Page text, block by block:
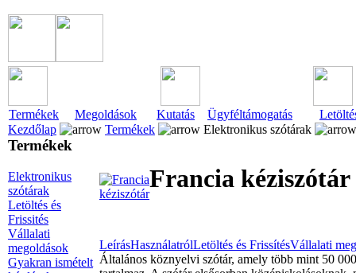
Termékek Megoldások Kutatás Ügyféltámogatás
Kezdőlap
Termékek Elektronikus szótárak
Termékek
Elektronikus
szótárak
Letöltés és
Frissités
Vállalati
megoldások
Gyakran ismételt
Francia kéziszótár
LeírásHasználatrólLetöltés és FrissítésVállalati
Általános köznyelvi szótár, amely több mint 50